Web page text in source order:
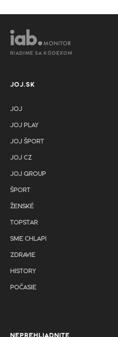
RIADIME SA KÓDEXOM
JOJ.SK
JOJ
JOJ PLAY
JOJ ŠPORT
JOJ CZ
JOJ GROUP
ŠPORT
ŽENSKÉ
TOPSTAR
SME CHLAPI
ZDRAVIE
HISTORY
POČASIE
NEPREHLIADNITE